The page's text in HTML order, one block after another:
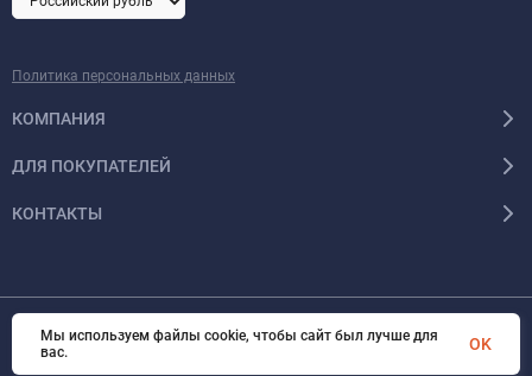
Политика персональных данных
КОМПАНИЯ
ДЛЯ ПОКУПАТЕЛЕЙ
КОНТАКТЫ
© 2026 Format-safe.ru Все права защищены
Мы используем файлы cookie, чтобы сайт был лучше для
вас.
OK